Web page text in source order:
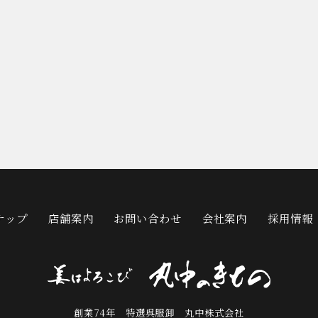
ップ 店舗案内 お問い合わせ 会社案内 採用情報
創業74年 特選呉服卸 丸中株式会社